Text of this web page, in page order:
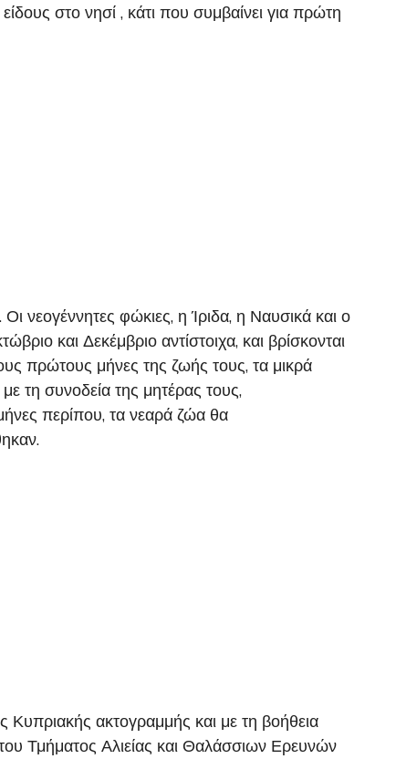
στο νησί , κάτι που συμβαίνει για πρώτη
νεογέννητες φώκιες, η Ίριδα, η Ναυσικά και ο
και Δεκέμβριο αντίστοιχα, και βρίσκονται
πρώτους μήνες της ζωής τους, τα μικρά
τη συνοδεία της μητέρας τους,
περίπου, τα νεαρά ζώα θα
ακτογραμμής και με τη βοήθεια
Τμήματος Αλιείας και Θαλάσσιων Ερευνών